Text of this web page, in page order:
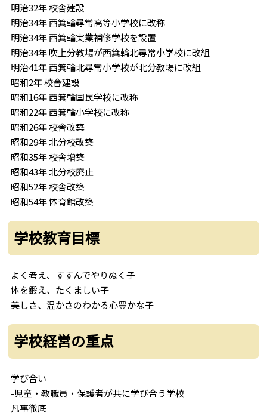
明治32年 校舎建設
明治34年 西箕輪尋常高等小学校に改称
明治34年 西箕輪実業補修学校を設置
明治34年 吹上分教場が西箕輪北尋常小学校に改組
明治41年 西箕輪北尋常小学校が北分教場に改組
昭和2年 校舎建設
昭和16年 西箕輪国民学校に改称
昭和22年 西箕輪小学校に改称
昭和26年 校舎改築
昭和29年 北分校改築
昭和35年 校舎増築
昭和43年 北分校廃止
昭和52年 校舎改築
昭和54年 体育館改築
学校教育目標
よく考え、すすんでやりぬく子
体を鍛え、たくましい子
美しさ、温かさのわかる心豊かな子
学校経営の重点
学び合い
-児童・教職員・保護者が共に学び合う学校
凡事徹底